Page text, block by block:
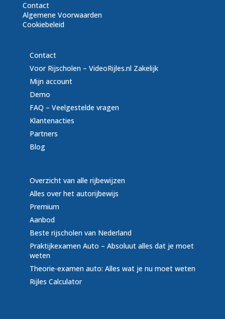
Contact
Algemene Voorwaarden
Cookiebeleid
Contact
Voor Rijscholen – VideoRijles.nl Zakelijk
Mijn account
Demo
FAQ – Veelgestelde vragen
Klantenacties
Partners
Blog
Overzicht van alle rijbewijzen
Alles over het autorijbewijs
Premium
Aanbod
Beste rijscholen van Nederland
Praktijkexamen Auto – Absoluut alles dat je moet
weten
Theorie-examen auto: Alles wat je nu moet weten
Rijles Calculator